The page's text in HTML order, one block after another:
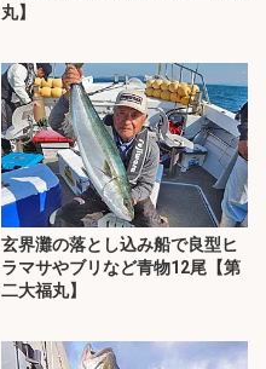
丸】
玄界灘の落とし込み船で良型ヒ
ラマサやブリなど青物12尾【第
二大福丸】